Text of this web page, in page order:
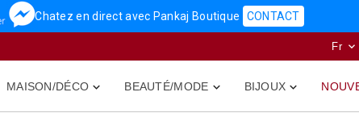
Chatez en direct avec Pankaj Boutique CONTACT
Fr 

MAISON/DÉCO 
BEAUTÉ/MODE 
BIJOUX